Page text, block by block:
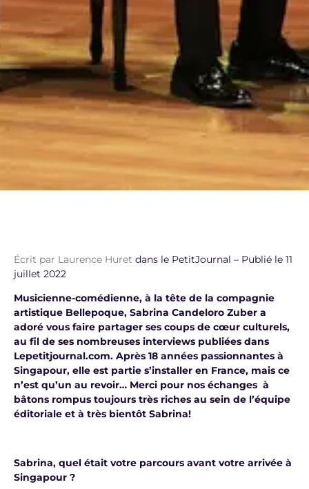
Écrit par Laurence Huret dans le PetitJournal – Publié le 11
juillet 2022
Musicienne-comédienne, à la tête de la compagnie
artistique Bellepoque, Sabrina Candeloro Zuber a
adoré vous faire partager ses coups de cœur culturels,
au fil de ses nombreuses interviews publiées dans
Lepetitjournal.com. Après 18 années passionnantes à
Singapour, elle est partie s’installer en France, mais ce
n’est qu’un au revoir… Merci pour nos échanges à
bâtons rompus toujours très riches au sein de l’équipe
éditoriale et à très bientôt Sabrina!
Sabrina, quel était votre parcours avant votre arrivée à
Singapour ?